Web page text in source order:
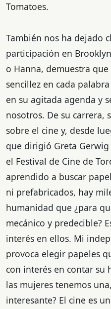
Tomatoes.
También nos ha dejado
participación en
o Hanna, demuestra
sencillez en cada
en su agitada agenda y
nosotros. De su carrera,
sobre el cine y, desde
que dirigió Greta
el Festival de Cine de
aprendido a buscar
ni prefabricados, hay
humanidad que ¿para
mecánico y predecible?
interés en ellos. Mi
provoca elegir papeles
con interés en contar su
las mujeres tenemos
interesante? El cine es